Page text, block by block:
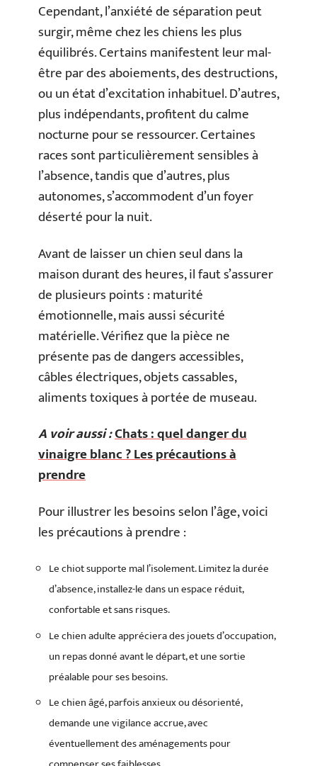
Cependant, l’anxiété de séparation peut
surgir, même chez les chiens les plus
équilibrés. Certains manifestent leur mal-
être par des aboiements, des destructions,
ou un état d’excitation inhabituel. D’autres,
plus indépendants, profitent du calme
nocturne pour se ressourcer. Certaines
races sont particulièrement sensibles à
l’absence, tandis que d’autres, plus
autonomes, s’accommodent d’un foyer
déserté pour la nuit.
Avant de laisser un chien seul dans la
maison durant des heures, il faut s’assurer
de plusieurs points : maturité
émotionnelle, mais aussi sécurité
matérielle. Vérifiez que la pièce ne
présente pas de dangers accessibles,
câbles électriques, objets cassables,
aliments toxiques à portée de museau.
A voir aussi :Chats : quel danger du
vinaigre blanc ? Les précautions à
prendre
Pour illustrer les besoins selon l’âge, voici
les précautions à prendre :
Le chiot supporte mal l’isolement. Limitez la durée
d’absence, installez-le dans un espace réduit,
confortable et sans risques.
Le chien adulte appréciera des jouets d’occupation,
un repas donné avant le départ, et une sortie
préalable pour ses besoins.
Le chien âgé, parfois anxieux ou désorienté,
demande une vigilance accrue, avec
éventuellement des aménagements pour